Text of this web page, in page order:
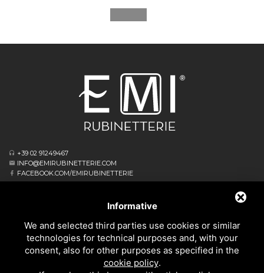
+39 02 91249467
INFO@EMIRUBINETTERIE.COM
FACEBOOK.COM/EMIRUBINETTERIE
20062 CASSANO D’ADDA MI - ITALIA
ΕΠΙΧΕΙΡΗΣΙΑΚΌ ΑΡΧΗΓΕΊΟ
VIA GIOVANNI FALCONE, 4
20873 CAVENAGO DI BRIANZA MB - ITALIA
Informative
We and selected third parties use cookies or similar
technologies for technical purposes and, with your
consent, also for other purposes as specified in the
cookie policy.